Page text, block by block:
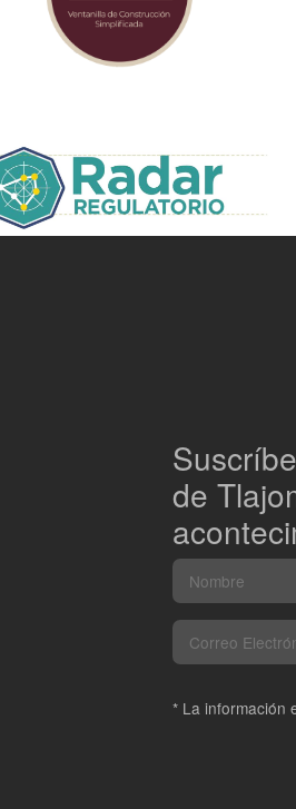
de
* La información